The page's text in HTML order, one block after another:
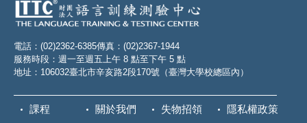
電話：(02)2362-6385傳真：(02)2367-1944
服務時段：週一至週五上午 8 點至下午 5 點
地址：106032臺北市辛亥路2段170號（臺灣大學校總區內）
課程 關於我們 失物招領 隱私權政策